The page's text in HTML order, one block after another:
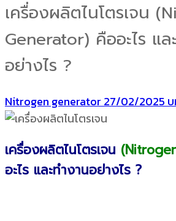
เครื่องผลิตไนโตรเจน
Generator) คืออะไร แล
อย่างไร ?
Nitrogen generator 27/02/2025
เครื่องผลิตไนโตรเจน
อะไร และทำงานอย่างไร ?